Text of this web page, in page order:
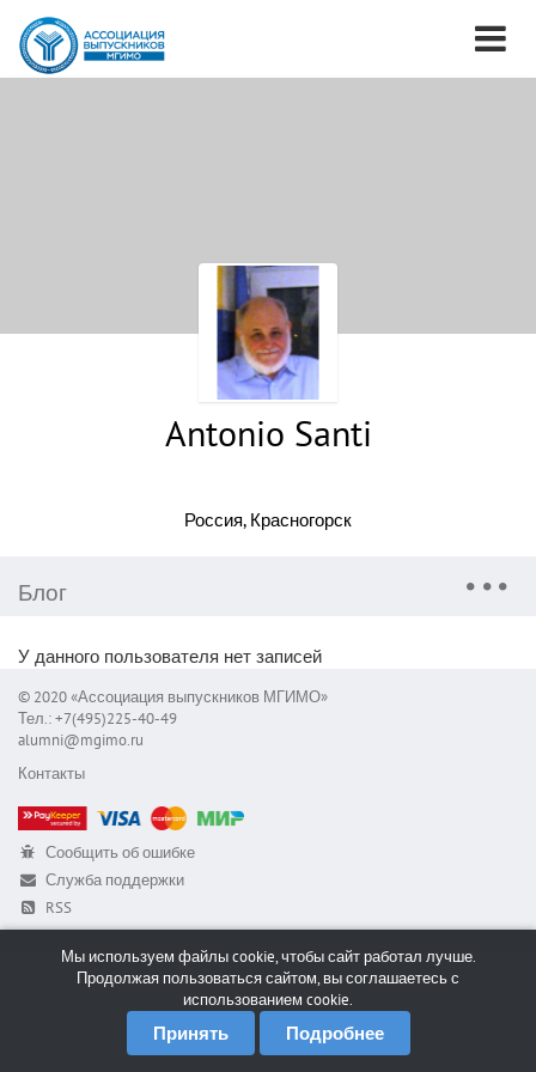
Antonio Santi
Россия, Красногорск
Блог
У данного пользователя нет записей
© 2020 «Ассоциация выпускников МГИМО»
Тел.: +7(495)225-40-49
alumni@mgimo.ru
Контакты
Сообщить об ошибке
Служба поддержки
RSS
Мы используем файлы cookie, чтобы сайт работал лучше.
Продолжая пользоваться сайтом, вы соглашаетесь с
использованием cookie.
Принять Подробнее